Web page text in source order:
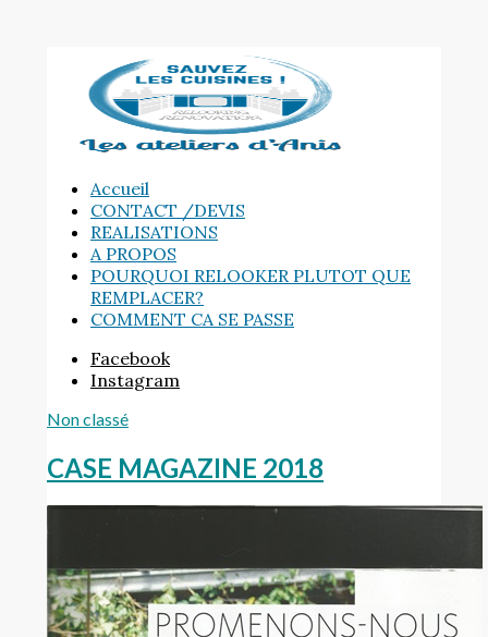
Accueil
CONTACT /DEVIS
REALISATIONS
A PROPOS
POURQUOI RELOOKER PLUTOT QUE
REMPLACER?
COMMENT CA SE PASSE
Facebook
Instagram
Non classé
CASE MAGAZINE 2018